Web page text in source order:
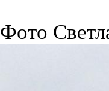
Фото